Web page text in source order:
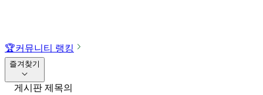
🏆커뮤니티 랭킹
즐겨찾기
게시판 제목의